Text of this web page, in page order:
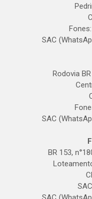
SAC
Rodovia
SAC
BR 153,